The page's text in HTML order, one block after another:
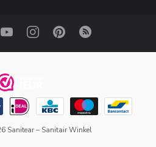
Sanitear – Sanitair Winkel